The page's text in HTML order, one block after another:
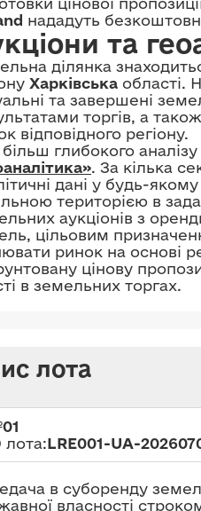
нададуть
та
ділянка
Харківська області.
та завершені
торгів, а
відповідного регіону.
глибокого
. За кілька
дані у будь-
територією в
аукціонів з
цільовим
ринок на основі
цінову
в земельних торгах.
лота
01
лота:LRE001-UA-
в суборенду
власності